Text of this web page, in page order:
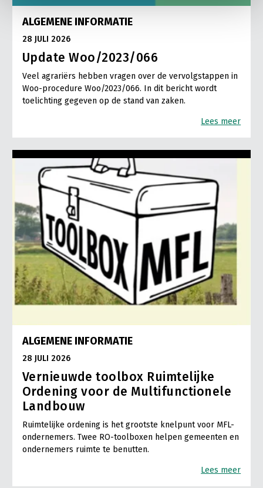
ALGEMENE INFORMATIE
28 JULI 2026
Update Woo/2023/066
Veel agrariërs hebben vragen over de vervolgstappen in
Woo-procedure Woo/2023/066. In dit bericht wordt
toelichting gegeven op de stand van zaken.
Lees meer
ALGEMENE INFORMATIE
28 JULI 2026
Vernieuwde toolbox Ruimtelijke
Ordening voor de Multifunctionele
Landbouw
Ruimtelijke ordening is het grootste knelpunt voor MFL-
ondernemers. Twee RO-toolboxen helpen gemeenten en
ondernemers ruimte te benutten.
Lees meer